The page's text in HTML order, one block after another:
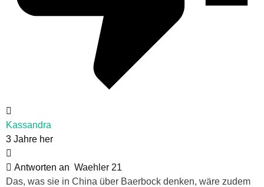
Kassandra
3 Jahre her
Antworten an Waehler 21
Das, was sie in China über Baerbock denken, wäre zudem